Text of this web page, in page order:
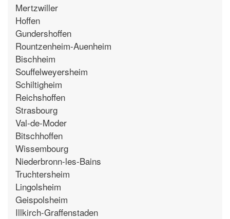
Mertzwiller
Hoffen
Gundershoffen
Rountzenheim-Auenheim
Bischheim
Souffelweyersheim
Schiltigheim
Reichshoffen
Strasbourg
Val-de-Moder
Bitschhoffen
Wissembourg
Niederbronn-les-Bains
Truchtersheim
Lingolsheim
Geispolsheim
Illkirch-Graffenstaden